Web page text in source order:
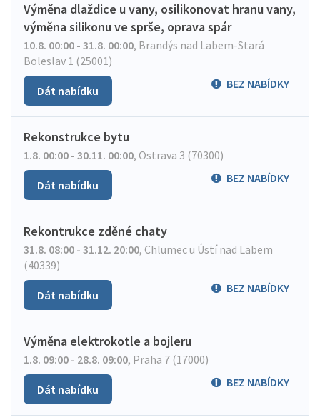
Výměna dlaždice u vany, osilikonovat hranu vany,
výměna silikonu ve sprše, oprava spár
10.8. 00:00 - 31.8. 00:00, Brandýs nad Labem-Stará
Boleslav 1 (25001)
BEZ NABÍDKY
Dát nabídku
Rekonstrukce bytu
1.8. 00:00 - 30.11. 00:00, Ostrava 3 (70300)
BEZ NABÍDKY
Dát nabídku
Rekontrukce zděné chaty
31.8. 08:00 - 31.12. 20:00, Chlumec u Ústí nad Labem
(40339)
BEZ NABÍDKY
Dát nabídku
Výměna elektrokotle a bojleru
1.8. 09:00 - 28.8. 09:00, Praha 7 (17000)
BEZ NABÍDKY
Dát nabídku